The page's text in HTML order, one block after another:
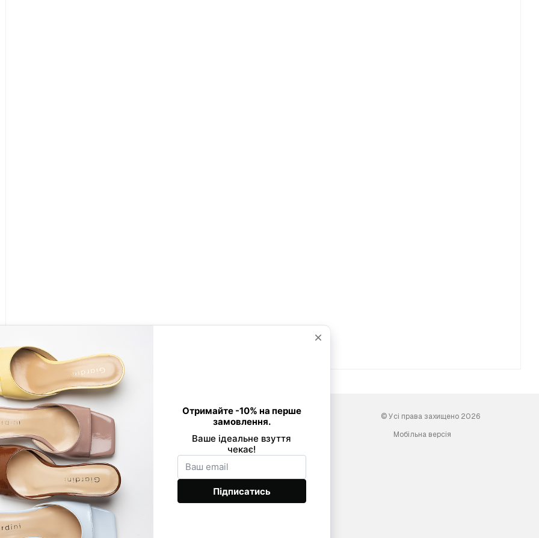
Контактна інформація
0 800 33 86 01
089 520-24-16
068 877-03-53
Передзвонити вам?
Viber
Telegram
office@giardini-shoes.com
Ми в соцмережах
© Усі права захищено 2026
Мобільна версія